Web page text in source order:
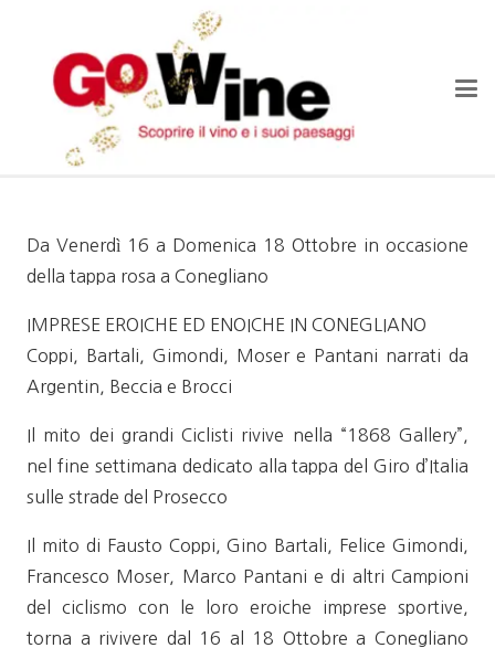
Da Venerdì 16 a Domenica 18 Ottobre in occasione
della tappa rosa a Conegliano
IMPRESE EROICHE ED ENOICHE IN CONEGLIANO
Coppi, Bartali, Gimondi, Moser e Pantani narrati da
Argentin, Beccia e Brocci
Il mito dei grandi Ciclisti rivive nella “1868 Gallery”,
nel fine settimana dedicato alla tappa del Giro d’Italia
sulle strade del Prosecco
Il mito di Fausto Coppi, Gino Bartali, Felice Gimondi,
Francesco Moser, Marco Pantani e di altri Campioni
del ciclismo con le loro eroiche imprese sportive,
torna a rivivere dal 16 al 18 Ottobre a Conegliano